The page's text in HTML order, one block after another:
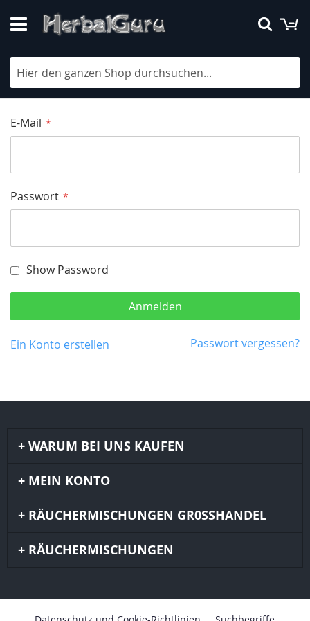
zum
Inhalt
Suche
Kundenlogin
E-Mail
Passwort
Show Password
Anmelden
Passwort vergessen?
Ein Konto erstellen
WARUM BEI UNS KAUFEN
MEIN KONTO
RÄUCHERMISCHUNGEN GR0SSHANDEL
RÄUCHERMISCHUNGEN